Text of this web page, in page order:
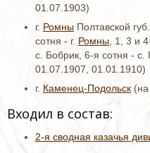
01.07.1903)
г. Ромны Полтавской
сотня - г. Ромны , 1, 3 и
с. Бобрик, 6-я сотня - с.
01.07.1907, 01.01.1910)
г. Каменец-Подольск
Входил в состав:
2-я сводная казачья